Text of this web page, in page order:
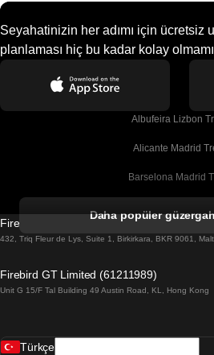
Seyahatinizin her adımı için ücretsiz
planlaması hiç bu kadar kolay
Albufeira Lizbon
Alicante Madrid
Barselona Madrid
Barselona Sevilla
Belfast Dublin
Daha popüler
Firebird GT Limited (OC 1451)
432, Triq Fleur de Lys, Suite 1, Birkirkara, BKR 9061,
Firebird GT Limited (61211989)
Unit G 15/F Tal Building 49 Austin Road, KL, Hong Kong
Türkçe